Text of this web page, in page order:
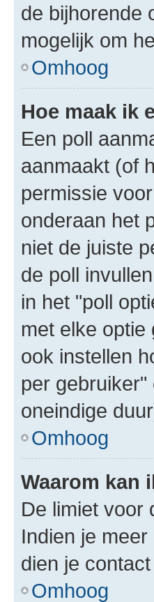
de bijhorende
mogelijk om
Omhoog
Hoe maak ik
Een poll
aanmaakt (of
permissie
onderaan het
niet de juiste
de poll
in het "poll
met elke
ook instellen
per
oneindige
Omhoog
Waarom kan
De limiet voor
Indien je
dien je
Omhoog